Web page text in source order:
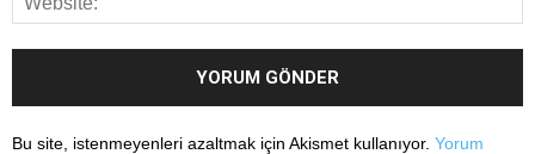
Bu site, istenmeyenleri azaltmak için Akismet kullanıyor. Yorum